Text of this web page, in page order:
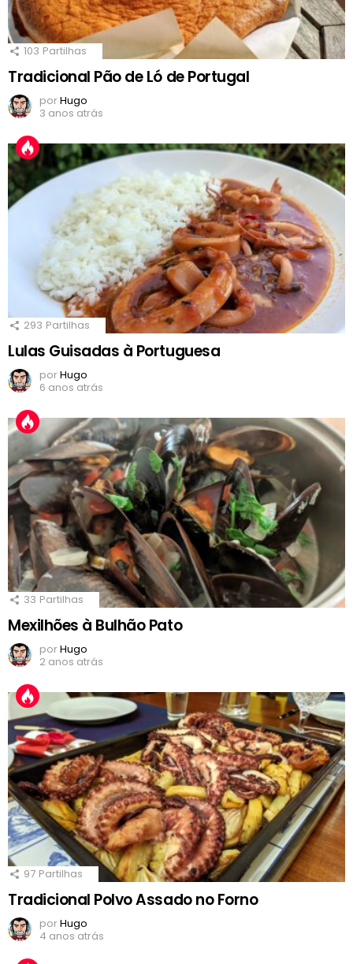
103 Partilhas
Tradicional Pão de Ló de Portugal
porHugo
3 anos atrás
293 Partilhas
Lulas Guisadas à Portuguesa
porHugo
6 anos atrás
33 Partilhas
Mexilhões à Bulhão Pato
porHugo
2 anos atrás
97 Partilhas
Tradicional Polvo Assado no Forno
porHugo
4 anos atrás